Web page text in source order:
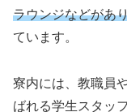
ラウンジなどがあ
ています。
寮内には、教職員
ばれる学生スタッ